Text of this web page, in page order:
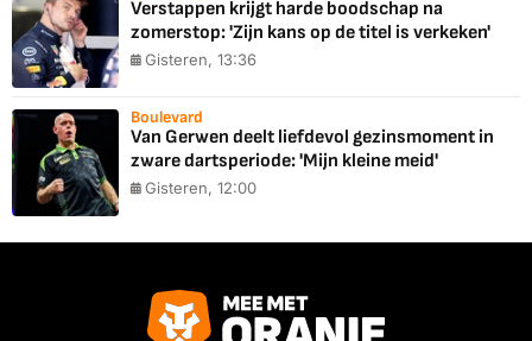
Verstappen krijgt harde boodschap na
zomerstop: 'Zijn kans op de titel is verkeken'
Gisteren, 13:36
Boulevard
Van Gerwen deelt liefdevol gezinsmoment in
zware dartsperiode: 'Mijn kleine meid'
Gisteren, 12:00